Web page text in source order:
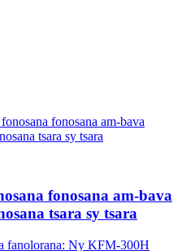
fonosana am-bava
tsara sy tsara